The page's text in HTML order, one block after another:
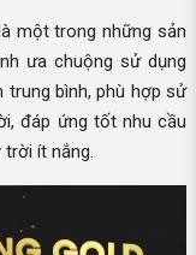
một trong những sản
ưa chuộng sử dụng
trung bình, phù hợp sử
đáp ứng tốt nhu cầu
trời ít nắng.